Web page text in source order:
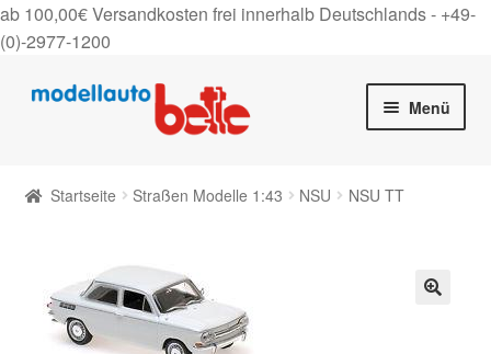
ab 100,00€ Versandkosten frei innerhalb Deutschlands - +49-
(0)-2977-1200
Zur
Zum
Menü
Gutscheine
Über uns
Startseite Straßen Modelle 1:43 NSU NSU TT